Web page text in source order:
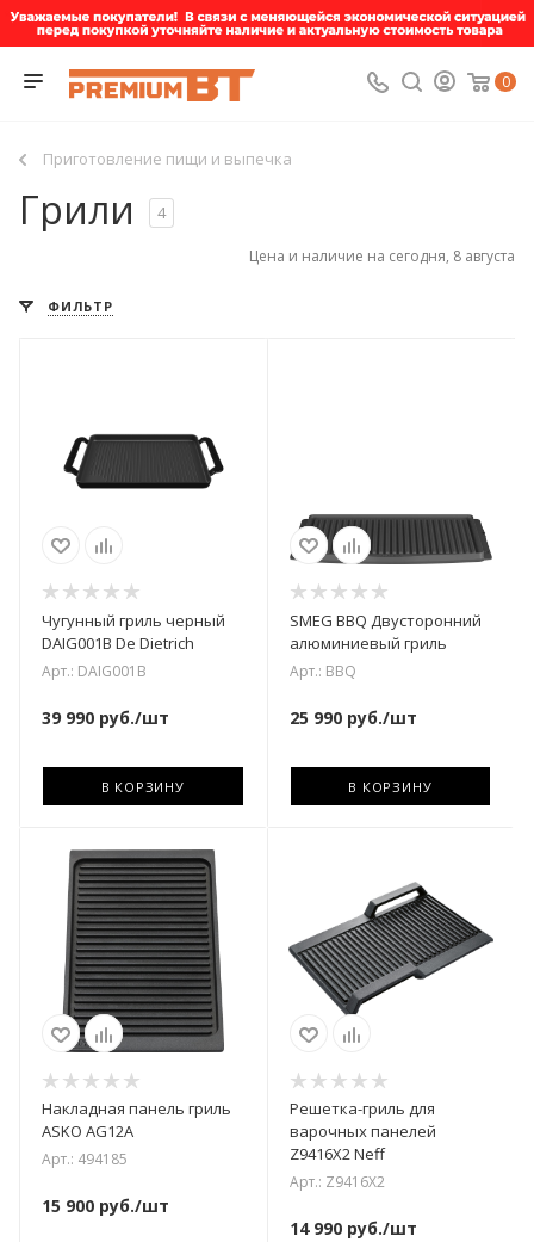
0
Приготовление пищи и выпечка
Грили 4
Цена и наличие на сегодня, 8 августа
ФИЛЬТР
Чугунный гриль черный
DAIG001B De Dietrich
Арт.: DAIG001B
39 990 руб./шт
В КОРЗИНУ
SMEG BBQ Двусторонний
алюминиевый гриль
Арт.: BBQ
25 990руб./шт
В КОРЗИНУ
Накладная панель гриль
ASKO AG12A
Арт.: 494185
15 900 руб./шт
Решетка-гриль для
варочных панелей
Z9416X2 Neff
Арт.: Z9416X2
14 990руб./шт